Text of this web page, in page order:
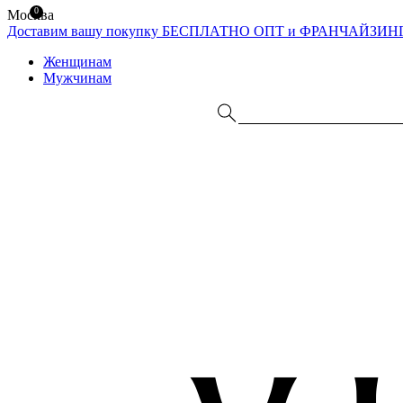
Москва
Доставим вашу покупку БЕСПЛАТНО ОПТ и
Женщинам
Мужчинам
0